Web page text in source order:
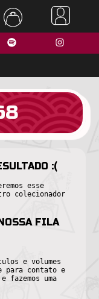
:(
esse
colecionador
FILA
e volumes
para contato e
fazemos uma